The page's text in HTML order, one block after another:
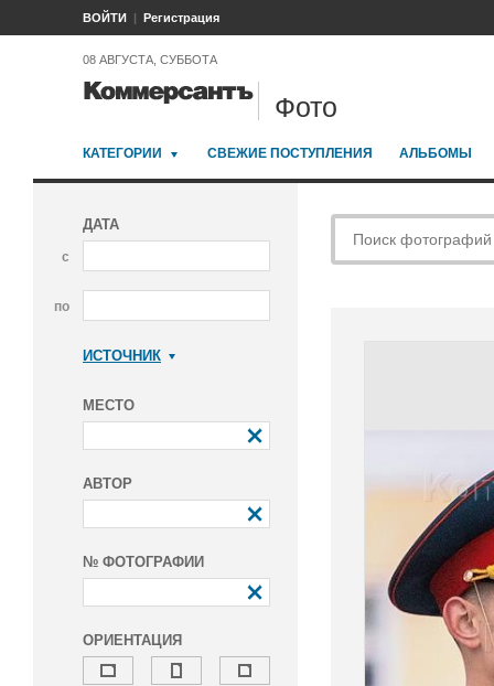
ВОЙТИ Регистрация
08 АВГУСТА, СУББОТА
Фото
КАТЕГОРИИ СВЕЖИЕ ПОСТУПЛЕНИЯ АЛЬБОМЫ
ДАТА
с
по
ИСТОЧНИК
МЕСТО
АВТОР
№ ФОТОГРАФИИ
ОРИЕНТАЦИЯ